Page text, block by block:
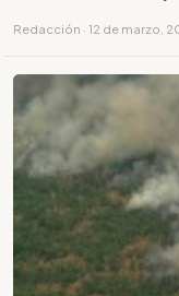
Redacción · 12 de marzo,